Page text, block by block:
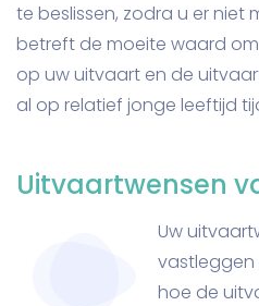
te beslissen, zodra u er niet
betreft de moeite waard
op uw uitvaart en de
al op relatief jonge leeftijd
Uitvaartwensen
Uw
vastleggen
hoe de